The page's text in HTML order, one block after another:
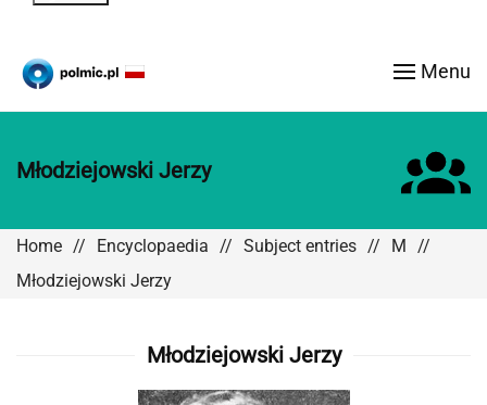
Menu
Młodziejowski Jerzy
Home Encyclopaedia Subject entries
M
Młodziejowski Jerzy
Młodziejowski Jerzy